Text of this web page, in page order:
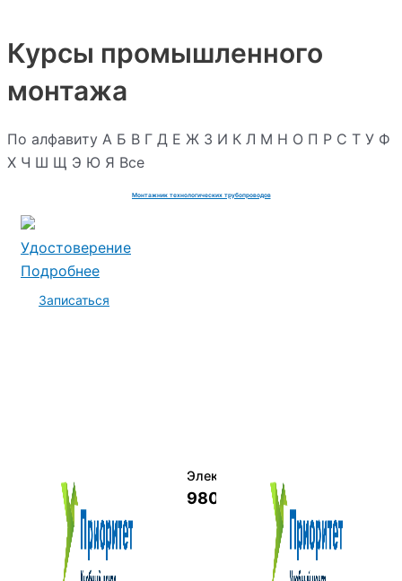
Курсы промышленного
монтажа
По алфавиту А Б В Г Д Е Ж З И К Л М Н О П Р С Т У Ф
Х Ч Ш Щ Э Ю Я Все
Монтажник технологических трубопроводов
Удостоверение
Подробнее
Записаться
Электромеханик по ремонту и
9800 руб.